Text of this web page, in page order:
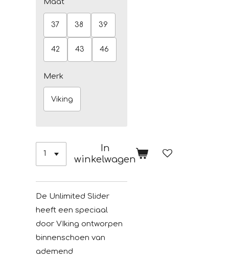
Maat
37 38 39
42 43 46
Merk
Viking
In
winkelwagen
De Unlimited Slider
heeft een speciaal
door VIking ontworpen
binnenschoen van
ademend